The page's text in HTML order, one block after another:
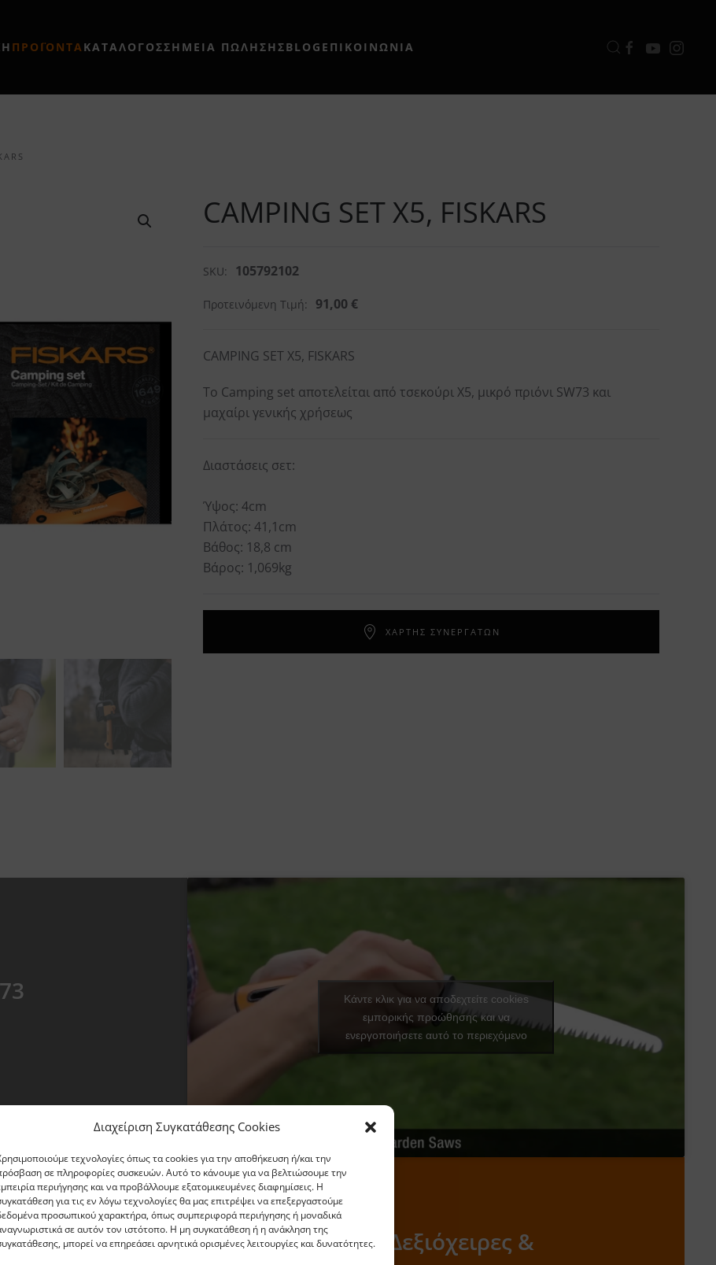
Διαχείριση Συγκατάθεσης Cookies
τεχνολογίες όπως τα cookies για την αποθήκευση ή/και την
σε πληροφορίες συσκευών. Αυτό το κάνουμε για να βελτιώσουμε την
περιήγησης και να προβάλλουμε εξατομικευμένες διαφημίσεις. Η
για τις εν λόγω τεχνολογίες θα μας επιτρέψει να επεξεργαστούμε
προσωπικού χαρακτήρα, όπως συμπεριφορά περιήγησης ή μοναδικά
σε αυτόν τον ιστότοπο. Η μη συγκατάθεση ή η ανάκληση της
μπορεί να επηρεάσει αρνητικά ορισμένες λειτουργίες και δυνατότητες.
ΠΡΟΪΟΝΤΑΚΑΤΑΛΟΓΟΣΣΗΜΕΊΑ ΠΏΛΗΣΗΣBLOG ΕΠΙΚΟΙΝΩΝΙΑ
CAMPING SET X5, FISKARS
SKU: 105792102
Προτεινόμενη Τιμή: 91,00 €
CAMPING SET X5, FISKARS
Το Camping set αποτελείται από τσεκούρι Χ5, μικρό πριόνι SW73 και
μαχαίρι γενικής χρήσεως
Διαστάσεις σετ:
Ύψος: 4cm
Πλάτος: 41,1cm
Βάθος: 18,8 cm
Bάρος: 1,069kg
ΧΑΡΤΗΣ ΣΥΝΕΡΓΑΤΩΝ
Κάντε κλικ για να αποδεχτείτε cookies
εμπορικής προώθησης και να
ενεργοποιήσετε αυτό το περιεχόμενο
Κατάλληλα για Δεξιόχειρες &